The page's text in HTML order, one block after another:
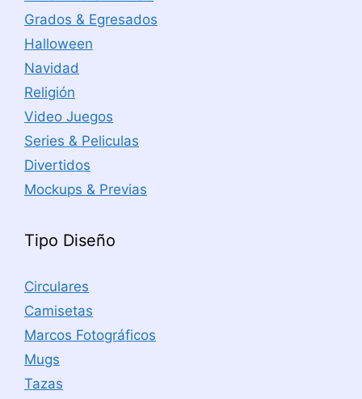
Grados & Egresados
Halloween
Navidad
Religión
Video Juegos
Series & Peliculas
Divertidos
Mockups & Previas
Tipo Diseño
Circulares
Camisetas
Marcos Fotográficos
Mugs
Tazas